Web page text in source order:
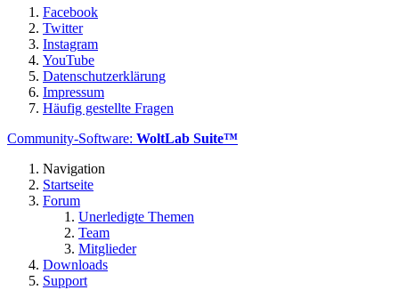
Facebook
Twitter
Instagram
YouTube
Datenschutzerklärung
Impressum
Häufig gestellte Fragen
Community-Software: WoltLab Suite™
Navigation
Startseite
Forum
Unerledigte Themen
Team
Mitglieder
Downloads
Support